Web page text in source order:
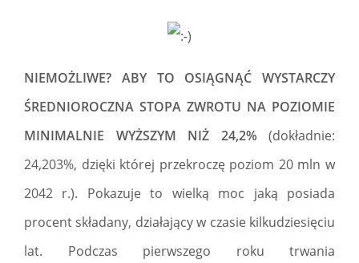
NIEMOŻLIWE? ABY TO OSIĄGNĄĆ WYSTARCZY
ŚREDNIOROCZNA STOPA ZWROTU NA POZIOMIE
MINIMALNIE WYŻSZYM NIŻ 24,2% (dokładnie:
24,203%, dzięki której przekroczę poziom 20 mln w
2042 r.). Pokazuje to wielką moc jaką posiada
procent składany, działający w czasie kilkudziesięciu
lat. Podczas pierwszego roku trwania